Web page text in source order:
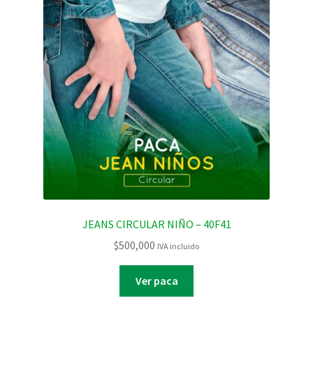
JEANS CIRCULAR NIÑO – 40F41
$500,000 IVA incluido
Ver paca